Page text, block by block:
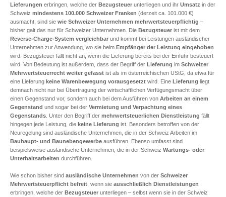
Lieferungen erbringen, welche der Bezugsteuer unterliegen und ihr Umsatz in der
Schweiz mindestens 100.000 Schweizer Franken (derzeit ca. 101.000 €)
ausmacht, sind sie wie Schweizer Unternehmen mehrwertsteuerpflichtig –
bisher galt das nur für Schweizer Unternehmen. Die Bezugsteuer ist mit dem
Reverse-Charge-System vergleichbar und kommt bei Leistungen ausländischer
Unternehmen zur Anwendung, wo sie beim Empfänger der Leistung eingehoben
wird. Bezugsteuer fällt nicht an, wenn die Lieferung bereits bei der Einfuhr besteuert
wird. Von Bedeutung ist außerdem, dass der Begriff der Lieferung im Schweizer
Mehrwertsteuerrecht weiter gefasst ist als im österreichischen UStG, da etwa für
eine Lieferung keine Warenbewegung vorausgesetzt wird. Eine Lieferung liegt
demnach nicht nur bei Übertragung der wirtschaftlichen Verfügungsmacht über
einen Gegenstand vor, sondern auch bei dem Ausführen von Arbeiten an einem
Gegenstand und sogar bei der Vermietung und Verpachtung eines
Gegenstands . Unter den Begriff der mehrwertsteuerlichen Dienstleistung fällt
hingegen jede Leistung, die keine Lieferung ist. Besonders betroffen von der
Neuregelung sind ausländische Unternehmen, die in der Schweiz Arbeiten im
Bauhaupt- und Baunebengewerbe ausführen. Ebenso umfasst sind
beispielsweise ausländische Unternehmen, die in der Schweiz Wartungs- oder
Unterhaltsarbeiten durchführen.
Wie schon bisher sind ausländische Unternehmen von der Schweizer
Mehrwertsteuerpflicht befreit , wenn sie ausschließlich Dienstleistungen
erbringen, welche der Bezugsteuer unterliegen – selbst wenn sie in der Schweiz